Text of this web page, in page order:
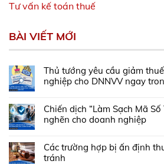
Tư vấn kế toán thuế
BÀI VIẾT MỚI
Thủ tướng yêu cầu giảm
nghiệp cho DNNVV ngay
Chiến dịch “Làm Sạch Mã
nghẽn cho doanh nghiệp
Các trường hợp bị ấn định
tránh